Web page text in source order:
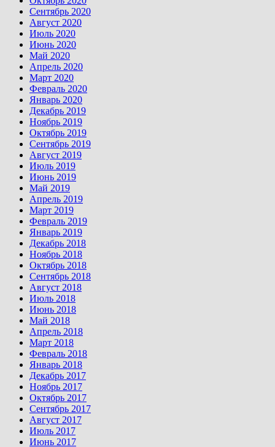
Сентябрь 2020
Август 2020
Июль 2020
Июнь 2020
Май 2020
Апрель 2020
Март 2020
Февраль 2020
Январь 2020
Декабрь 2019
Ноябрь 2019
Октябрь 2019
Сентябрь 2019
Август 2019
Июль 2019
Июнь 2019
Май 2019
Апрель 2019
Март 2019
Февраль 2019
Январь 2019
Декабрь 2018
Ноябрь 2018
Октябрь 2018
Сентябрь 2018
Август 2018
Июль 2018
Июнь 2018
Май 2018
Апрель 2018
Март 2018
Февраль 2018
Январь 2018
Декабрь 2017
Ноябрь 2017
Октябрь 2017
Сентябрь 2017
Август 2017
Июль 2017
Июнь 2017